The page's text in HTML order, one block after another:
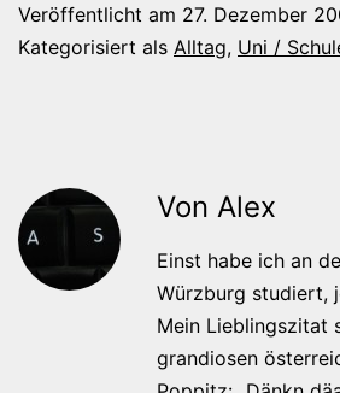
Veröffentlicht am 27. Dezember
Kategorisiert als Alltag, Uni /
Von Alex
Einst habe ich an
Würzburg studiert,
Mein Lieblingszitat
grandiosen